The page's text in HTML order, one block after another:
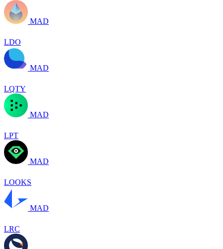
MAD
LDO
MAD
LQTY
MAD
LPT
MAD
LOOKS
MAD
LRC